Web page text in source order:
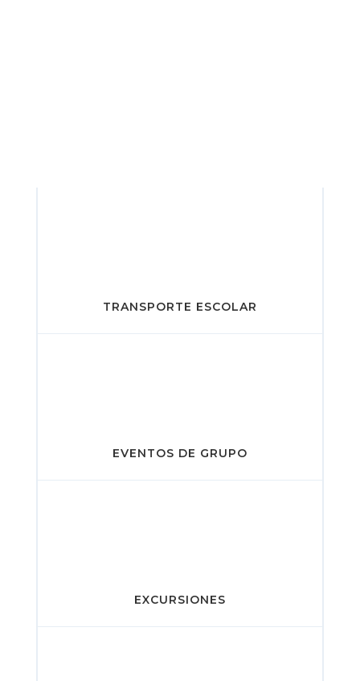
TRANSPORTE ESCOLAR
EVENTOS DE GRUPO
EXCURSIONES